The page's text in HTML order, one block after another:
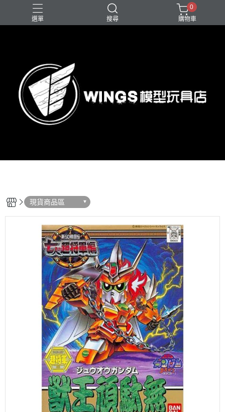
選單 搜尋
0
購物車
現貨商品區